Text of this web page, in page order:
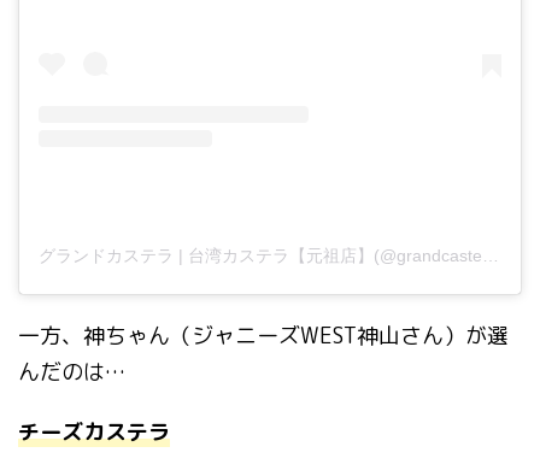
一方、神ちゃん（ジャニーズWEST神山さん）が選
んだのは…
チーズカステラ